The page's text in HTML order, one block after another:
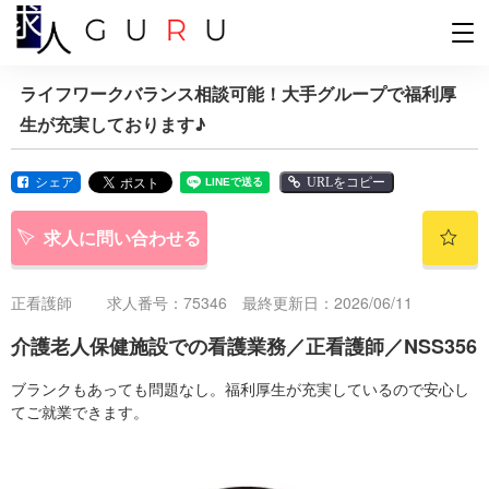
ライフワークバランス相談可能！大手グループで福利厚
生が充実しております♪
シェア URLをコピー
求人に問い合わせる
正看護師 求人番号：75346 最終更新日：2026/06/11
介護老人保健施設での看護業務／正看護師／NSS356
ブランクもあっても問題なし。福利厚生が充実しているので安心し
てご就業できます。